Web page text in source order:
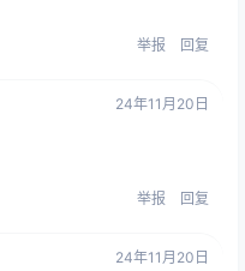
举报 回复
24年11月20日
举报 回复
24年11月20日